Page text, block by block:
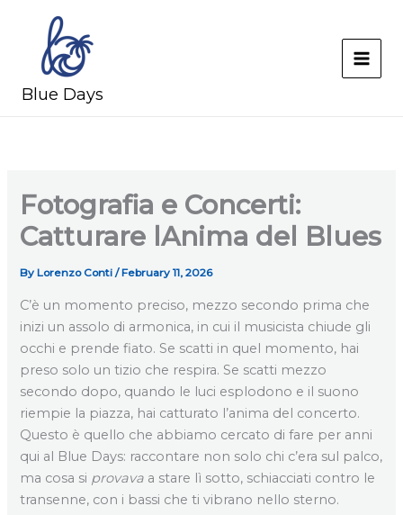
content
Blue Days
MAIN
Fotografia e Concerti:
Catturare lAnima del Blues
By Lorenzo Conti/ February 11, 2026
C’è un momento preciso, mezzo secondo prima che
inizi un assolo di armonica, in cui il musicista chiude gli
occhi e prende fiato. Se scatti in quel momento, hai
preso solo un tizio che respira. Se scatti mezzo
secondo dopo, quando le luci esplodono e il suono
riempie la piazza, hai catturato l’anima del concerto.
Questo è quello che abbiamo cercato di fare per anni
qui al Blue Days: raccontare non solo chi c’era sul palco,
ma cosa si provava a stare lì sotto, schiacciati contro le
transenne, con i bassi che ti vibrano nello sterno.